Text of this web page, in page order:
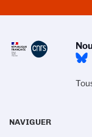
NAVIGUER